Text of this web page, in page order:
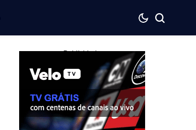
— Publicidade —